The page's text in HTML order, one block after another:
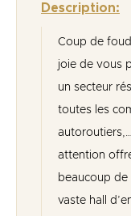
Description:
Coup de
joie de vous
un secteur
toutes les
attention
beaucoup de
vaste hall